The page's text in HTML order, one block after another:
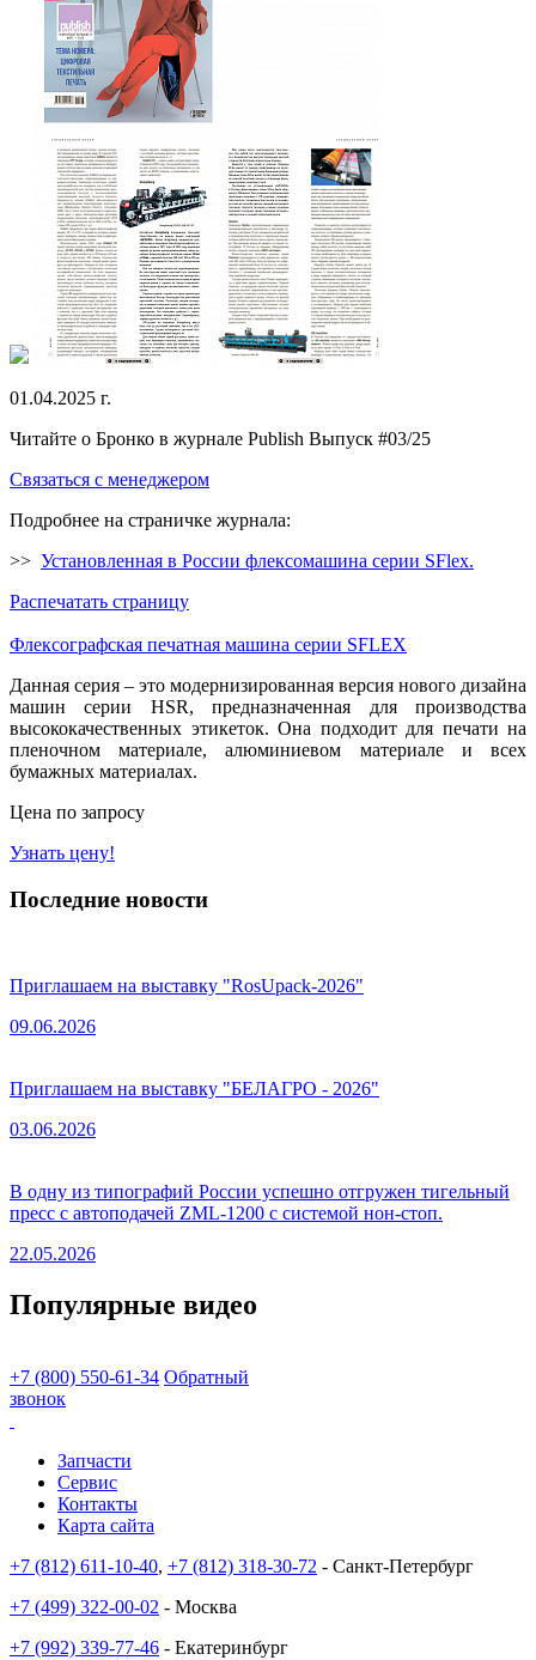
01.04.2025 г.
Читайте о Бронко в журнале Publish Выпуск #03/25
Связаться с менеджером
Подробнее на страничке журнала:
>> Установленная в России флексомашина серии SFlex.
Распечатать страницу
Флексографская печатная машина серии SFLEX
Данная серия – это модернизированная версия нового дизайна
машин серии HSR, предназначенная для производства
высококачественных этикеток. Она подходит для печати на
пленочном материале, алюминиевом материале и всех
бумажных материалах.
Цена по запросу
Узнать цену!
Последние новости
Приглашаем на выставку "RosUpack-2026"
09.06.2026
Приглашаем на выставку "БЕЛАГРО - 2026"
03.06.2026
В одну из типографий России успешно отгружен тигельный
пресс с автоподачей ZML-1200 с системой нон-стоп.
22.05.2026
Популярные видео
+7 (800) 550-61-34 Обратный
звонок
Запчасти
Сервис
Контакты
Карта сайта
+7 (812) 611-10-40, +7 (812) 318-30-72 - Санкт-Петербург
+7 (499) 322-00-02 - Москва
+7 (992) 339-77-46 - Екатеринбург